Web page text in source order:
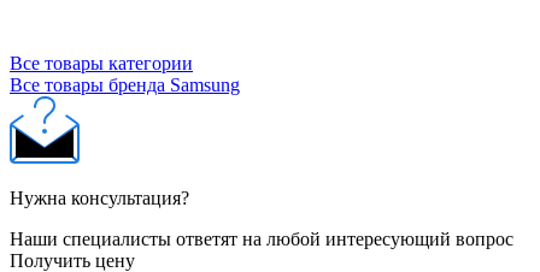
Все товары категории
Все товары бренда Samsung
Нужна консультация?
Наши специалисты ответят на любой интересующий вопрос
Получить цену